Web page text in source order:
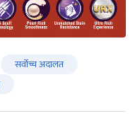
सर्वोच्च अदालत